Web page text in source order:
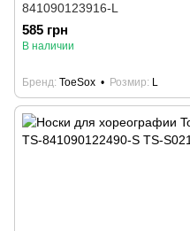
841090123916-L
585 грн
В наличии
Бренд ToeSox Розмир L